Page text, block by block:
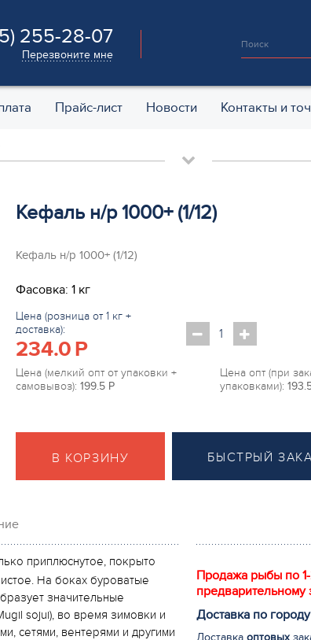
255-28-07
Перезвоните мне
Прайс-лист Новости Контакты и
Кефаль н/р 1000+ (1/12)
Кефаль н/р 1000+ (1/12)
Фасовка: 1 кг
Цена (розница от 1 кг +
доставка):
234.0P
Цена (мелкий опт от упаковки +
самовывоз): 199.5 P
Цена опт (при
упаковками):
В КОРЗИНУ БЫСТРЫЙ
приплюснутое, покрыто
На боках буроватые
значительные
sojui), во время зимовки и
сетями, вентерями и другими
Продажа рыбы по
предварительному
Доставка по